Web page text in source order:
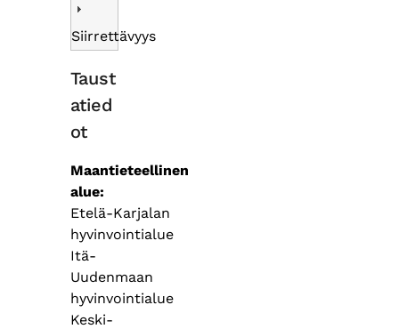
Siirrettävyys
Taust
atied
ot
Maantieteellinen
alue
Etelä-Karjalan
hyvinvointialue
Itä-
Uudenmaan
hyvinvointialue
Keski-